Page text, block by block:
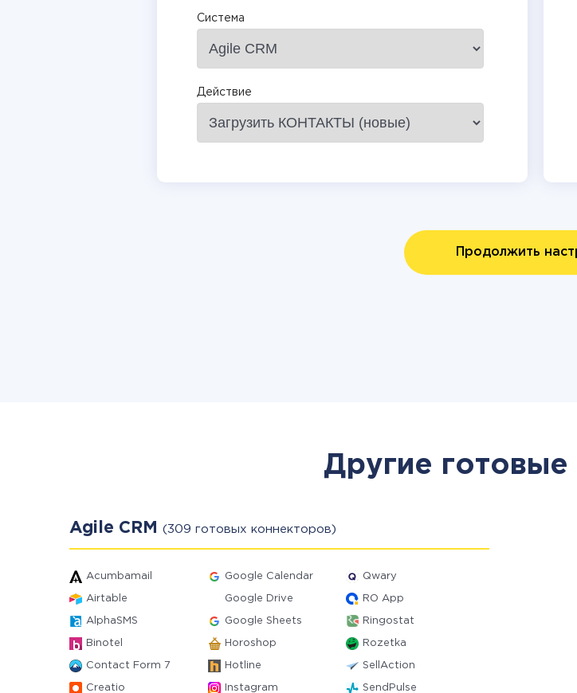
Система
Действие
Продолжить
Другие готовые
Agile CRM (309 готовых коннекторов)
Acumbamail Google Calendar Qwary
Airtable Google Drive RO App
AlphaSMS Google Sheets Ringostat
Binotel Horoshop Rozetka
Contact Form 7 Hotline SellAction
Creatio Instagram SendPulse